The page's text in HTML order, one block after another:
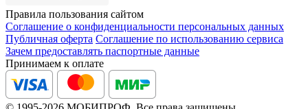
Правила пользования сайтом
Соглашение о конфиденциальности персональных данных
Публичная оферта Соглашение по использованию сервиса
Зачем предоставлять паспортные данные
Принимаем к оплате